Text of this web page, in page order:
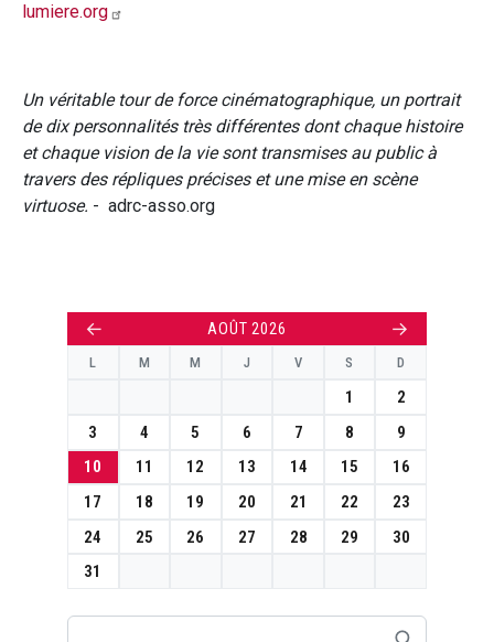
lumiere.org
Un véritable tour de force cinématographique, un portrait
de dix personnalités très différentes dont chaque histoire
et chaque vision de la vie sont transmises au public à
travers des répliques précises et une mise en scène
virtuose. - adrc-asso.org
← AOÛT 2026 →
L M M J V S D
1
2
3
4 5 6 7 8
9
10
11 12 13 14 15
16
17
18 19 20 21 22
23
24
25 26 27 28 29
30
31